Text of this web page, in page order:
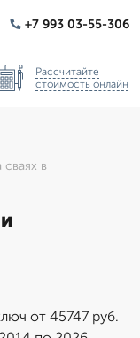
+7 993 03-55-306
Рассчитайте
стоимость онлайн
в
от 45747 руб.